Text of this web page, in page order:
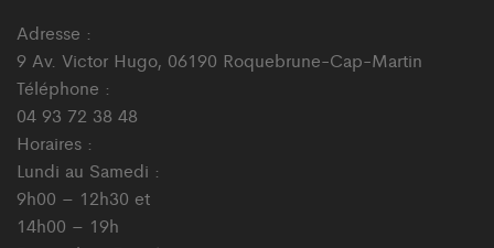
Adresse :
9 Av. Victor Hugo, 06190 Roquebrune-Cap-Martin
Téléphone :
04 93 72 38 48
Horaires :
Lundi au Samedi :
9h00 – 12h30 et
14h00 – 19h